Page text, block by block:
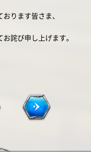
ります皆さま、
詫び申し上げます。